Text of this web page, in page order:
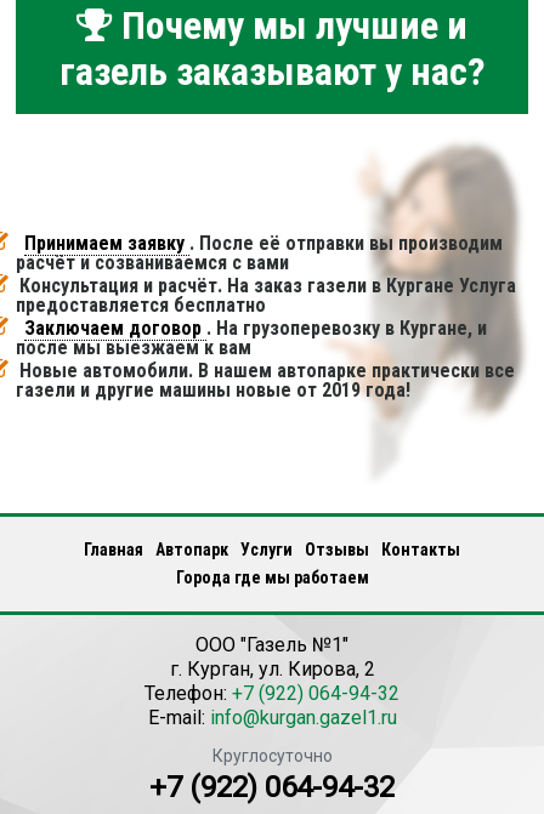
Почему мы лучшие и
газель заказывают у нас?
Принимаем заявку . После её отправки вы производим
расчёт и созваниваемся с вами
Консультация и расчёт. На заказ газели в Кургане Услуга
предоставляется бесплатно
Заключаем договор . На грузоперевозку в Кургане, и
после мы выезжаем к вам
Новые автомобили. В нашем автопарке практически все
газели и другие машины новые от 2019 года!
Главная Автопарк Услуги Отзывы
Контакты
Города где мы работаем
ООО "Газель №1"
г. Курган, ул. Кирова, 2
Телефон: +7 (922) 064-94-32
E-mail: info@kurgan.gazel1.ru
Круглосуточно
+7 (922) 064-94-32